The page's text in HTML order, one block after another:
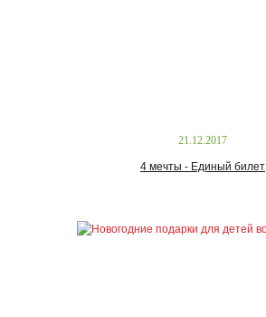
21.12.2017
4 мечты - Единый билет